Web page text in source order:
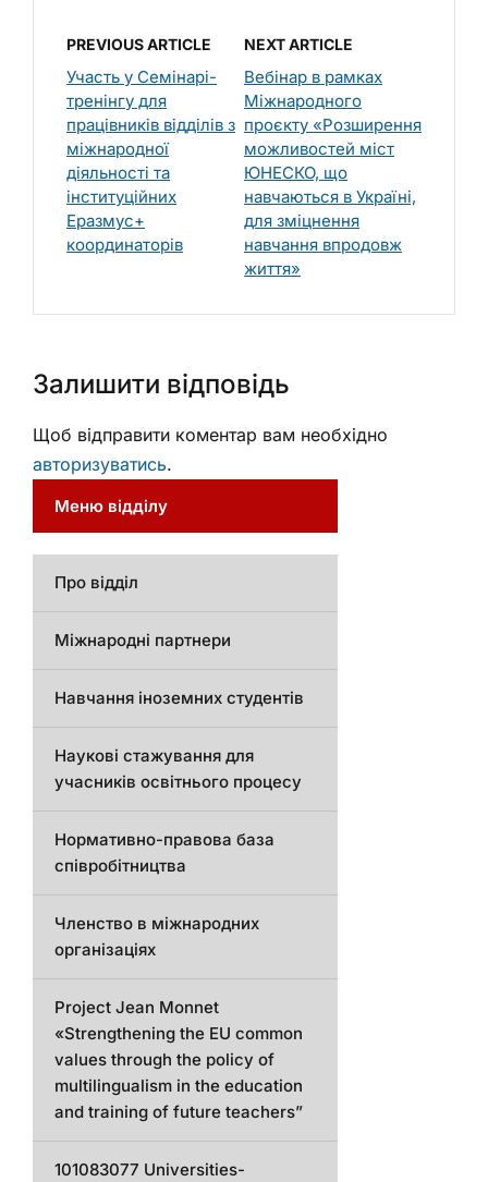
PREVIOUS ARTICLE
Участь у Семінарі-
тренінгу для
працівників відділів з
міжнародної
діяльності та
інституційних
Еразмус+
координаторів
NEXT ARTICLE
Вебінар в рамках
Міжнародного
проєкту «Розширення
можливостей міст
ЮНЕСКО, що
навчаються в Україні,
для зміцнення
навчання впродовж
життя»
Залишити відповідь
Щоб відправити коментар вам необхідно
авторизуватись.
Меню відділу
Про відділ
Міжнародні партнери
Навчання іноземних студентів
Наукові стажування для
учасників освітнього процесу
Нормативно-правова база
співробітництва
Членство в міжнародних
організаціях
Project Jean Monnet
«Strengthening the EU common
values through the policy of
multilingualism in the education
and training of future teachers”
101083077 Universities-